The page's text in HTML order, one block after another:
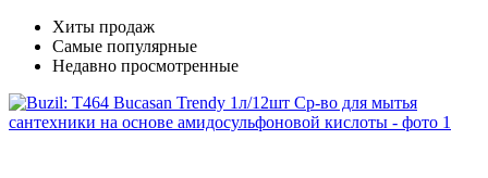
Хиты продаж
Самые популярные
Недавно просмотренные